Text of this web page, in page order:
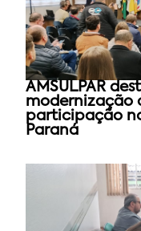
AMSULPAR
modernização
participação
Paraná